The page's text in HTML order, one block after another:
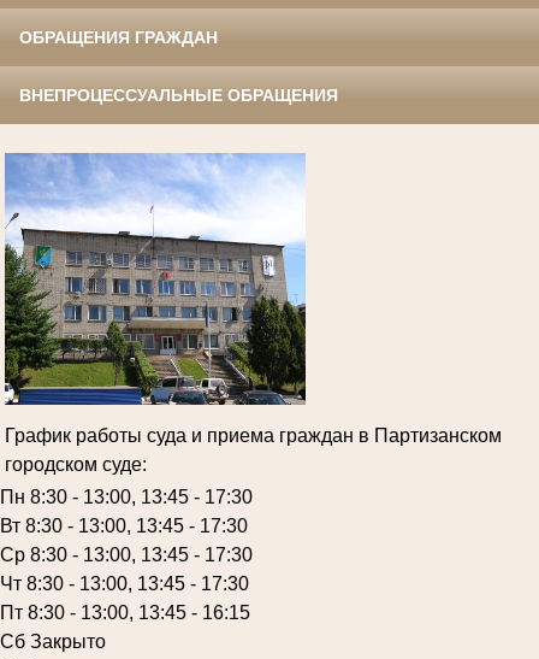
ОБРАЩЕНИЯ ГРАЖДАН
ВНЕПРОЦЕССУАЛЬНЫЕ ОБРАЩЕНИЯ
График работы суда и приема граждан в Партизанском
городском суде:
Пн 8:30 - 13:00, 13:45 - 17:30
Вт 8:30 - 13:00, 13:45 - 17:30
Ср 8:30 - 13:00, 13:45 - 17:30
Чт 8:30 - 13:00, 13:45 - 17:30
Пт 8:30 - 13:00, 13:45 - 16:15
Сб Закрыто